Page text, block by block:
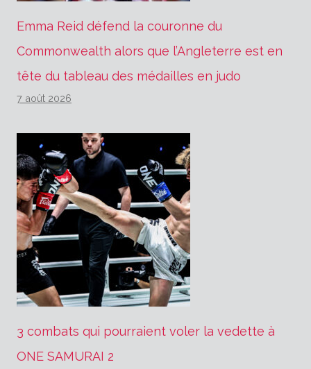
Emma Reid défend la couronne du
Commonwealth alors que l’Angleterre est en
tête du tableau des médailles en judo
7 août 2026
3 combats qui pourraient voler la vedette à
ONE SAMURAI 2